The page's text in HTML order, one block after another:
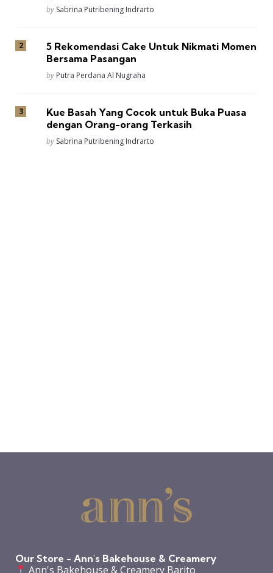
Posted
by Sabrina Putribening Indrarto
5 Rekomendasi Cake Untuk Nikmati Momen
Bersama Pasangan
Posted
by Putra Perdana Al Nugraha
Kue Basah Yang Cocok untuk Buka Puasa
dengan Orang-orang Terkasih
Posted
by Sabrina Putribening Indrarto
Our Store - Ann's Bakehouse & Creamery
Ann's Bakehouse & Creamery Barito